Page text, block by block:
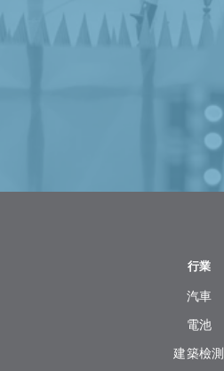
行業
汽車
電池
建築檢測